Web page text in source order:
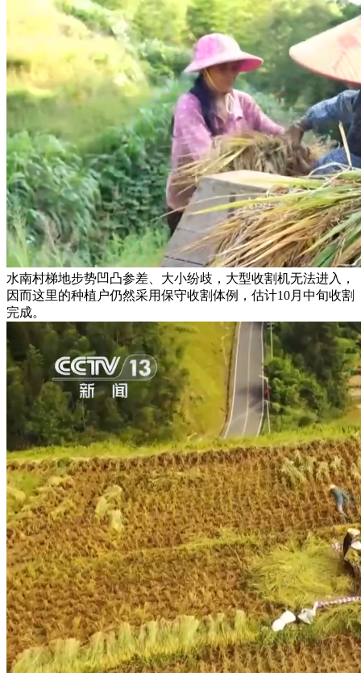
水南村梯地步势凹凸参差、大小纷歧，大型收割机无法进入，
因而这里的种植户仍然采用保守收割体例，估计10月中旬收割
完成。